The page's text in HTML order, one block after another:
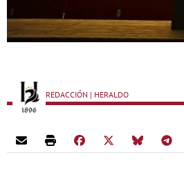
REDACCIÓN | HERALDO